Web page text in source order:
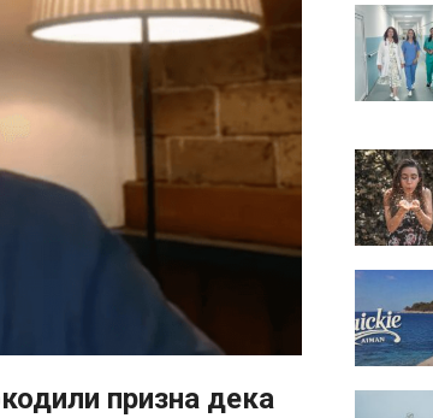
призна дека